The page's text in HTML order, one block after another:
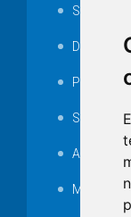
Serviços
Decretos
Portarias
SAMAE
Audiência